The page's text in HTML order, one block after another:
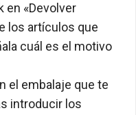
en «Devolver
los artículos que
cuál es el motivo
el embalaje que te
introducir los